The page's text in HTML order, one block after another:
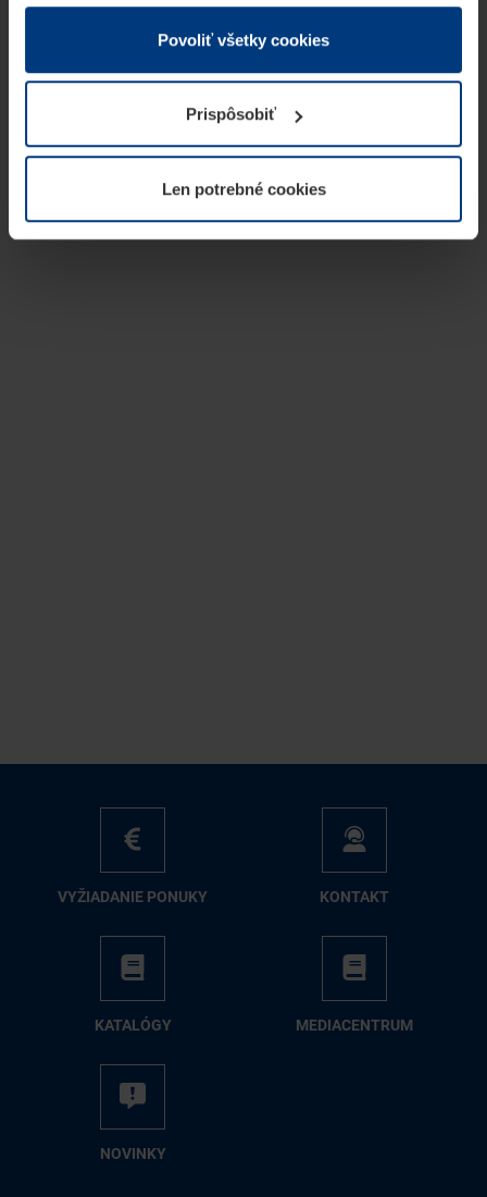
v rámci Vášho využívania služieb.
Z právneho hľadiska môžeme cookies ukladať na Vašom
prevádzku tejto stránky. Pre všetky ostatné typy cookie
potrebujeme Vaše povolenie. Vaše povolenie môžete
kedykoľvek zmeniť alebo odvolať vo vysvetlení cookie
našej webovej stránky.
Povoliť všetky cookies
Prispôsobiť
Len potrebné cookies
VY­ŽIA­DA­NIE PO­NU­KY KON­TAKT
KA­TA­LÓ­GY ME­DIA­CEN­TRUM
NO­VIN­KY